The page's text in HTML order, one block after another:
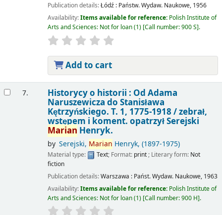
Publication details:Łódź : Państw. Wydaw. Naukowe, 1956
Availability:Items available for reference: Polish Institute of
Arts and Sciences: Not for loan(1) Call number:900 S .
Add to cart
7. Historycy o historii : Od Adama
Naruszewicza do Stanisława
Kętrzyńskiego. T. 1, 1775-1918 /zebrał,
wstępem i koment. opatrzył Serejski
Marian Henryk.
by Serejski, Marian Henryk, (1897-1975)
Material type: Text; Format: print; Literary form: Not
fiction
Publication details:Warszawa : Państ. Wydaw. Naukowe, 1963
Availability:Items available for reference: Polish Institute of
Arts and Sciences: Not for loan(1) Call number:900 H .